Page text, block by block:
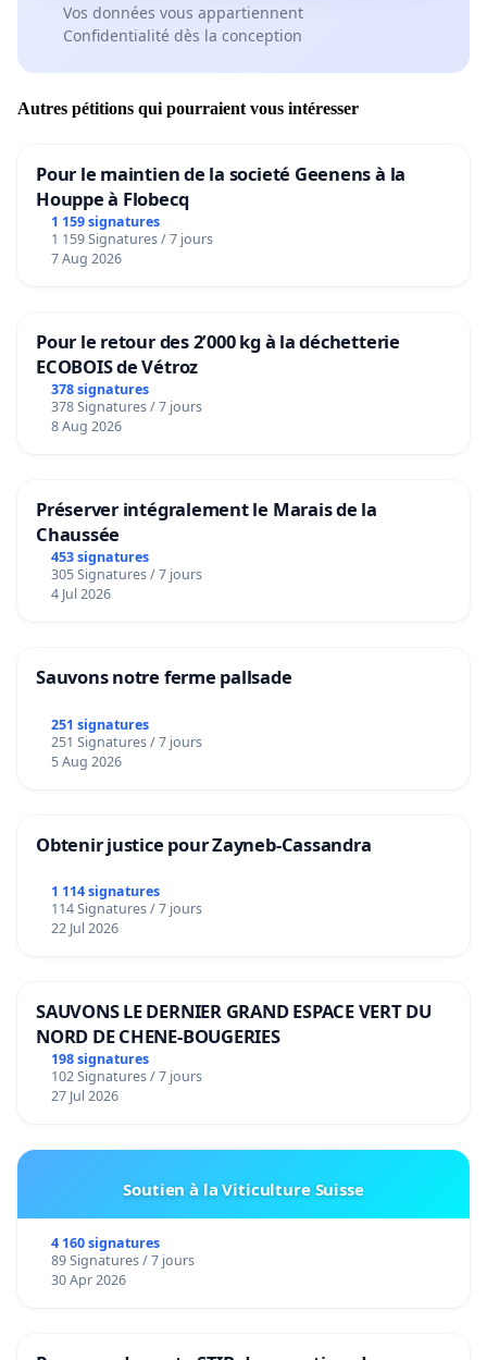
Vos données vous appartiennent
Confidentialité dès la conception
Autres pétitions qui pourraient vous intéresser
Pour le maintien de la societé Geenens à la
Houppe à Flobecq
1 159 signatures
1 159 Signatures / 7 jours
7 Aug 2026
Pour le retour des 2’000 kg à la déchetterie
ECOBOIS de Vétroz
378 signatures
378 Signatures / 7 jours
8 Aug 2026
Préserver intégralement le Marais de la
Chaussée
453 signatures
305 Signatures / 7 jours
4 Jul 2026
Sauvons notre ferme pallsade
251 signatures
251 Signatures / 7 jours
5 Aug 2026
Obtenir justice pour Zayneb-Cassandra
1 114 signatures
114 Signatures / 7 jours
22 Jul 2026
SAUVONS LE DERNIER GRAND ESPACE VERT DU
NORD DE CHENE-BOUGERIES
198 signatures
102 Signatures / 7 jours
27 Jul 2026
Soutien à la Viticulture Suisse
4 160 signatures
89 Signatures / 7 jours
30 Apr 2026